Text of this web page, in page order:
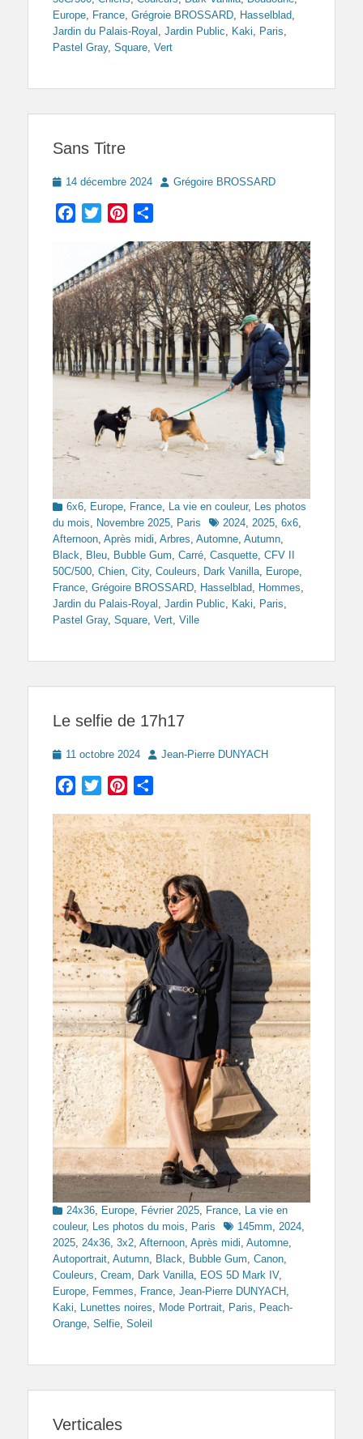
Europe, France, Grégroie BROSSARD, Hasselblad,
Jardin du Palais-Royal , Jardin Public, Kaki, Paris,
Pastel Gray, Square, Vert
Sans Titre
Posted
14 décembre 2024 Author
Grégoire BROSSARD
Facebook
TwitterPinterest
Categories
6x6, Europe, France, La vie en couleur, Les photos
du mois, Novembre 2025, Paris Tags2024, 2025, 6x6,
Afternoon, Après midi, Arbres, Automne, Autumn,
Black, Bleu, Bubble Gum, Carré, Casquette, CFV II
50C/500, Chien, City, Couleurs, Dark Vanilla, Europe,
France, Grégoire BROSSARD, Hasselblad, Hommes,
Jardin du Palais-Royal , Jardin Public, Kaki, Paris,
Pastel Gray, Square, Vert, Ville
Le selfie de 17h17
Posted
11 octobre 2024 Author
Jean-Pierre DUNYACH
Facebook
TwitterPinterest
Categories
24x36 Europe Février 2025 France La vie en
couleur, Les photos du mois Paris Tags145mm 2024
2025 24x36 3x2 Afternoon Après midi Automne
Autoportrait Autumn Black Bubble Gum Canon
Couleurs Cream Dark Vanilla EOS 5D Mark IV,
Europe Femmes France Jean-Pierre DUNYACH
Kaki
Lunettes noires Mode Portrait Paris
Peach-
Orange Selfie Soleil
Verticales